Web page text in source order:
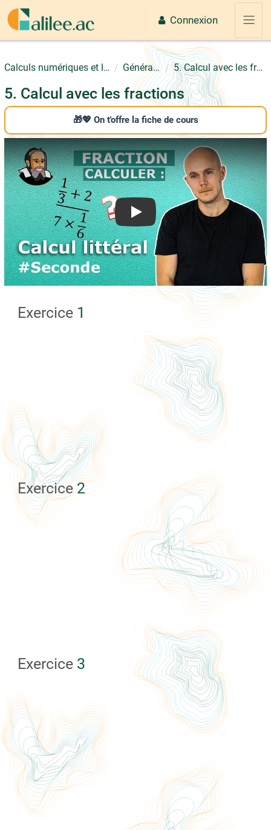
Passer au contenu principal
Connexion
Calculs numériques et littérals Généralités 5. Calcul avec les fractions
5. Calcul avec les fractions
🎁💖 On t'offre la fiche de cours
Exercice 1
Exercice 2
Exercice 3